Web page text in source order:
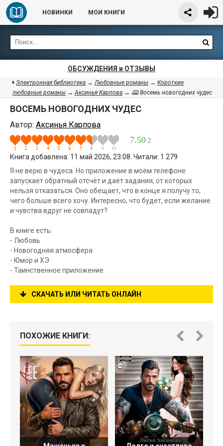
НОВИНКИ МОИ КНИГИ
ОБСУЖДЕНИЯ и ОТЗЫВЫ
Электронная библиотека →Любовные романы → Короткие
любовные романы →Аксинья Карпова → 🕮 Восемь новогодних чудес
ВОСЕМЬ НОВОГОДНИХ ЧУДЕС
Автор: Аксинья Карпова
7.50 2
Книга добавлена: 11 май 2026, 23:08. Читали: 1 279
Я не верю в чудеса. Но приложение в моём телефоне
запускает обратный отсчёт и даёт задания, от которых
нельзя отказаться. Оно обещает, что в конце я получу то,
чего больше всего хочу. Интересно, что будет, если желание
и чувства вдруг не совпадут?
В книге есть:
- Любовь
- Новогодняя атмосфера
- Юмор и ХЭ
- Таинственное приложение
СКАЧАТЬ ИЛИ ЧИТАТЬ ОНЛАЙН
ПОХОЖИЕ КНИГИ: